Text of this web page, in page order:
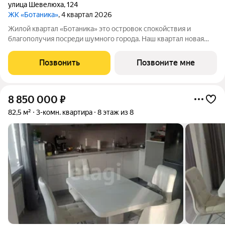
улица Шевелюха,124
ЖК «Ботаника», 4 квартал 2026
Жилой квартал «Ботаника» это островок спокойствия и
благополучия посреди шумного города. Наш квартал новая
внимание не только высоким качеством домостроения, но и
удачным расположением.
Позвонить Позвоните мне
8 850 000 ₽
82,5 м² 3-комн. квартира 8 этаж из 8